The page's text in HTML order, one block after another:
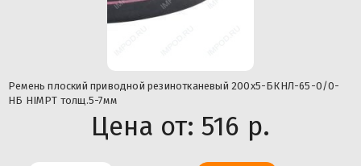
Ремень плоский приводной резинотканевый 200х5-БКНЛ-65-0/0-
НБ HIMPT толщ.5-7мм
Цена от: 516 р.